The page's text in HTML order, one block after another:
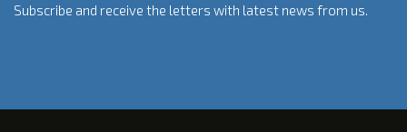
Subscribe and receive the letters with latest news from us.